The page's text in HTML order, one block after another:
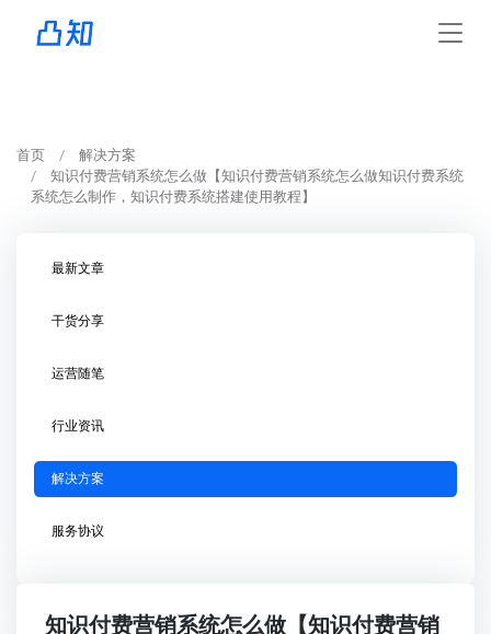
首页
解决方案
知识付费营销系统怎么做【知识付费营销系统怎么做知识付费系统
系统怎么制作，知识付费系统搭建使用教程】
最新文章
干货分享
运营随笔
行业资讯
解决方案
服务协议
知识付费营销系统怎么做【知识付费营销